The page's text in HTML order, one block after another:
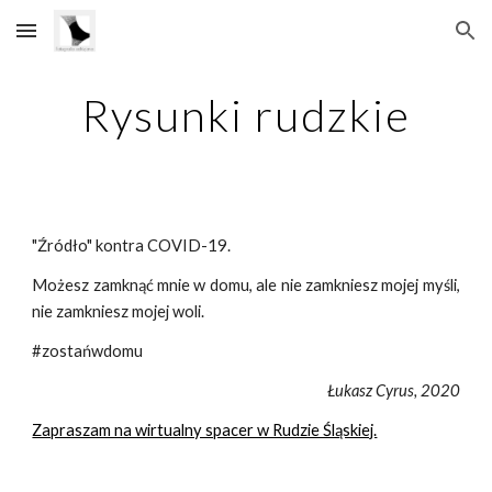
Skip to main content Skip to navigation
Rysunki rudzkie
"Źródło" kontra COVID-19.
Możesz zamknąć mnie w domu, ale nie zamkniesz mojej myśli,
nie zamkniesz mojej woli.
#zostańwdomu
Łukasz Cyrus, 2020
Zapraszam na wirtualny spacer w Rudzie Śląskiej.